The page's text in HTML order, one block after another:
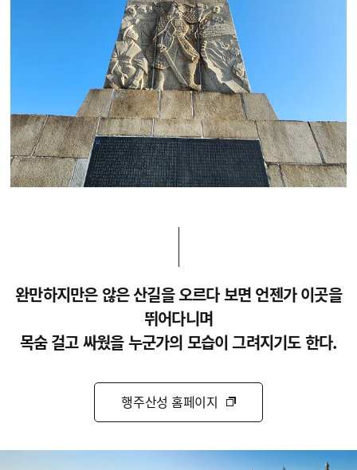
완만하지만은 않은 산길을 오르다 보면 언젠가 이곳을
뛰어다니며
목숨 걸고 싸웠을 누군가의 모습이 그려지기도 한다.
행주산성 홈페이지